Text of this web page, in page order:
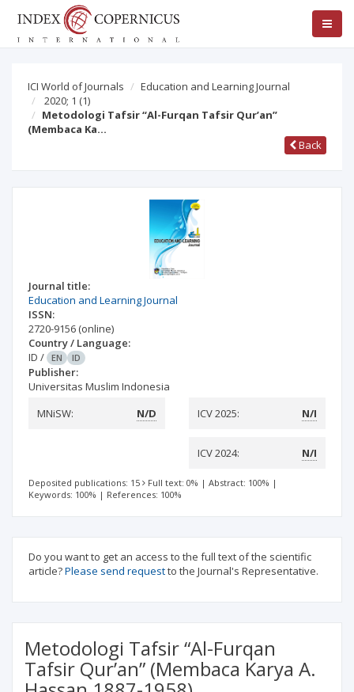
ICI World of Journals
Education and Learning Journal
2020; 1 (1)
Metodologi Tafsir “Al-Furqan Tafsir Qur’an”
(Membaca Ka…
Back
Journal title:
Education and Learning Journal
ISSN:
2720-9156 (online)
Country / Language:
ID / EN ID
Publisher:
Universitas Muslim Indonesia
MNiSW:
N/D ICV 2025: N/I
ICV 2024: N/I
Deposited publications: 15 Full text: 0% | Abstract: 100% |
Keywords: 100% | References: 100%
Do you want to get an access to the full text of the scientific
article?Please send requestto the Journal's Representative.
Metodologi Tafsir “Al-Furqan
Tafsir Qur’an” (Membaca Karya A.